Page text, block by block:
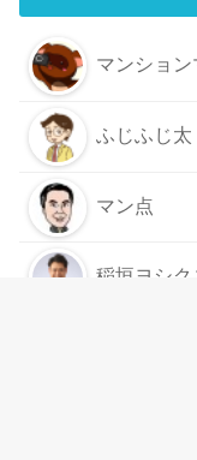
マンション
ふじふじ太
マン点
稲垣ヨシク